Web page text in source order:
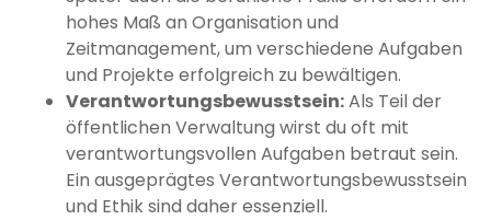
hohes Maß an Organisation und
Zeitmanagement, um verschiedene Aufgaben
und Projekte erfolgreich zu bewältigen.
Verantwortungsbewusstsein:Als Teil der
öffentlichen Verwaltung wirst du oft mit
verantwortungsvollen Aufgaben betraut sein.
Ein ausgeprägtes Verantwortungsbewusstsein
und Ethik sind daher essenziell.